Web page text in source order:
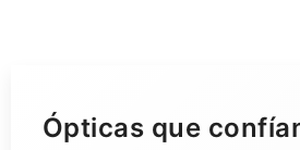
Ópticas que